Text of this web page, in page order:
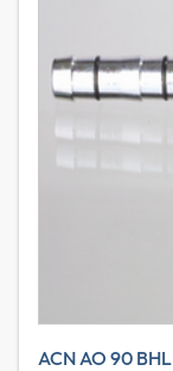
ACN AO 90 BHL